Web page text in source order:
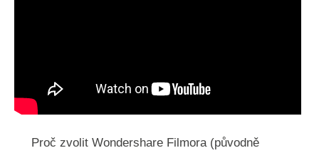
Proč zvolit Wondershare Filmora (původně